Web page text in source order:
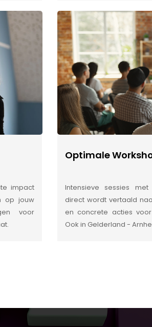
impact
op jouw
voor
Optimale
Intensieve sessies
direct wordt vertaald
en concrete acties
Ook in Gelderland -